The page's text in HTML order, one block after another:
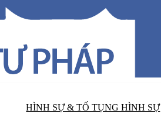
HÌNH SỰ & TỐ TỤNG HÌNH SỰ